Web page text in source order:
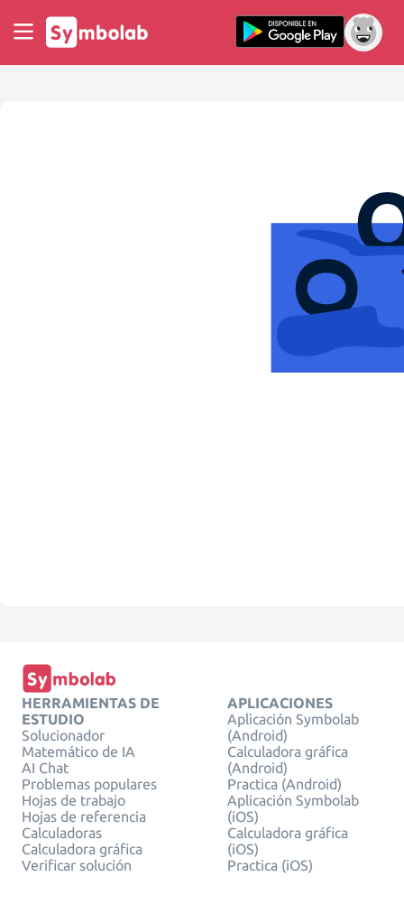
HERRAMIENTAS DE
ESTUDIO
Solucionador
Matemático de IA
AI Chat
Problemas populares
Hojas de trabajo
Hojas de referencia
Calculadoras
Calculadora gráfica
Verificar solución
APLICACIONES
Aplicación Symbolab
(Android)
Calculadora gráfica
(Android)
Practica (Android)
Aplicación Symbolab
(iOS)
Calculadora gráfica
(iOS)
Practica (iOS)